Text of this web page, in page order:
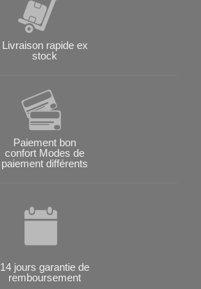
Livraison rapide ex
stock
Paiement bon
confort Modes de
paiement différents
14 jours garantie de
remboursement